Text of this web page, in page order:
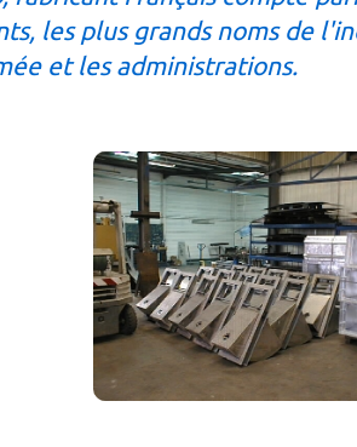
les plus grands noms de
et les administrations.